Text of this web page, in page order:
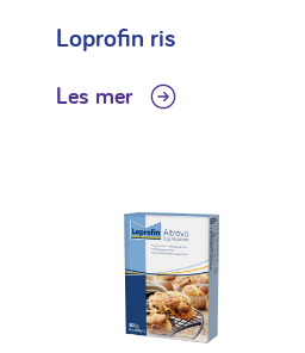
Loprofin ris
Les mer